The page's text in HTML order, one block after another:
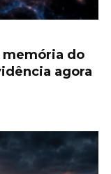
memória do
agora